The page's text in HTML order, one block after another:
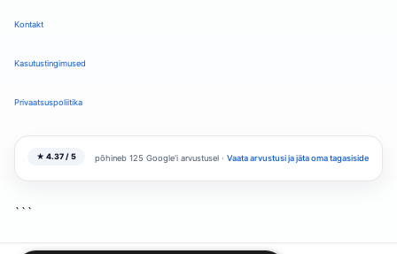
Kontakt
Kasutustingimused
Privaatsuspoliitika
★ 4.37 / 5 põhineb 125 Google'i arvustusel · Vaata arvustusi ja jäta oma tagasiside
```